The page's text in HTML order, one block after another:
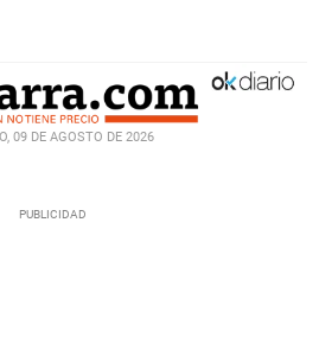
09 DE AGOSTO DE 2026